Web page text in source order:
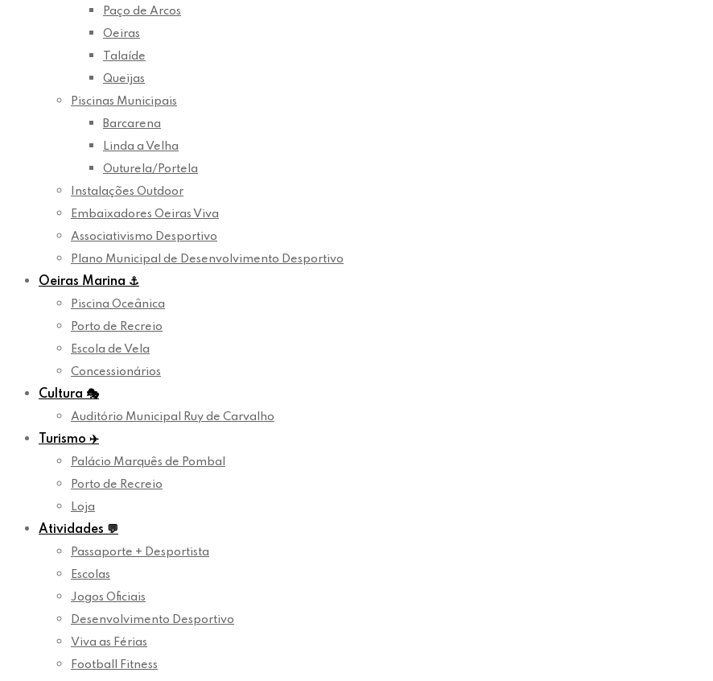
Paço de Arcos
Oeiras
Talaíde
Queijas
Piscinas Municipais
Barcarena
Linda a Velha
Outurela/Portela
Instalações Outdoor
Embaixadores Oeiras Viva
Associativismo Desportivo
Plano Municipal de Desenvolvimento Desportivo
Oeiras Marina ⚓
Piscina Oceânica
Porto de Recreio
Escola de Vela
Concessionários
Cultura 🎭
Auditório Municipal Ruy de Carvalho
Turismo ✈️
Palácio Marquês de Pombal
Porto de Recreio
Loja
Atividades 💬
Passaporte + Desportista
Escolas
Jogos Oficiais
Desenvolvimento Desportivo
Viva as Férias
Football Fitness